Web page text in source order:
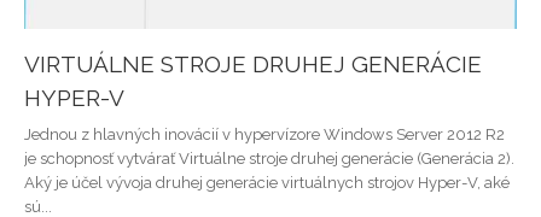
VIRTUÁLNE STROJE DRUHEJ GENERÁCIE
HYPER-V
Jednou z hlavných inovácií v hypervízore Windows Server 2012 R2
je schopnosť vytvárať Virtuálne stroje druhej generácie (Generácia 2).
Aký je účel vývoja druhej generácie virtuálnych strojov Hyper-V, aké
sú...